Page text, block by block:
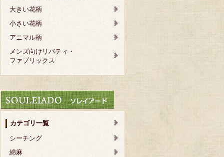
大きい花柄
小さい花柄
アニマル柄
メンズ向けリバティ・
ファブリックス
カテゴリ一覧
シーチング
綿麻